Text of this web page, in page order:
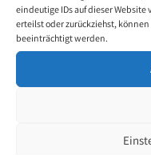
eindeutige IDs auf dieser
erteilst oder zurückziehst,
beeinträchtigt werden.